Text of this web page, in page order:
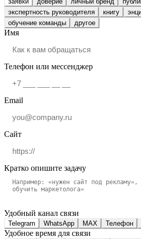
экспертность руководителя
книгу
обучение команды
другое
Имя
Телефон или мессенджер
Email
Сайт
Кратко опишите задачу
Удобный канал связи
Telegram WhatsApp MAX Телефон
Удобное время для связи